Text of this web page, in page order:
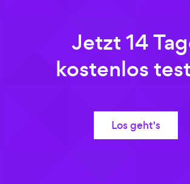
Jetzt 14
kostenlos
Los geht's